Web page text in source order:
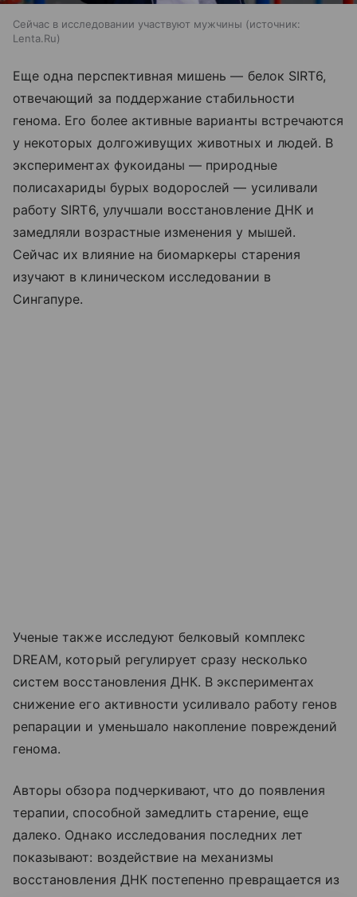
Сейчас в исследовании участвуют мужчины
источник:
Lenta.Ru
Еще одна перспективная мишень — белок SIRT6,
отвечающий за поддержание стабильности
генома. Его более активные варианты встречаются
у некоторых долгоживущих животных и людей. В
экспериментах фукоиданы — природные
полисахариды бурых водорослей — усиливали
работу SIRT6, улучшали восстановление ДНК и
замедляли возрастные изменения у мышей.
Сейчас их влияние на биомаркеры старения
изучают в клиническом исследовании в
Сингапуре.
Ученые также исследуют белковый комплекс
DREAM, который регулирует сразу несколько
систем восстановления ДНК. В экспериментах
снижение его активности усиливало работу генов
репарации и уменьшало накопление повреждений
генома.
Авторы обзора подчеркивают, что до появления
терапии, способной замедлить старение, еще
далеко. Однако исследования последних лет
показывают: воздействие на механизмы
восстановления ДНК постепенно превращается из